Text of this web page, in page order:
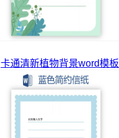
卡通清新植物背景word模板